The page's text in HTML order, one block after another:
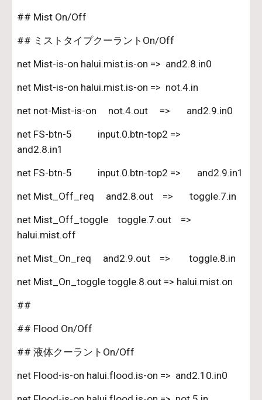
## Mist On/Off
## ミストタイプクーラントOn/Off
net Mist-is-on halui.mist.is-on =>  and2.8.in0
net Mist-is-on halui.mist.is-on =>  not.4.in
net not-Mist-is-on     not.4.out     =>       and2.9.in0
net FS-btn-5           input.0.btn-top2 =>
and2.8.in1
net FS-btn-5           input.0.btn-top2 =>       and2.9.in1
net Mist_Off_req     and2.8.out    =>       toggle.7.in
net Mist_Off_toggle    toggle.7.out    =>
halui.mist.off
net Mist_On_toggle toggle.8.out => halui.mist.on
##
## Flood On/Off
## 液体クーラントOn/Off
net Flood-is-on halui.flood.is-on =>  and2.10.in0